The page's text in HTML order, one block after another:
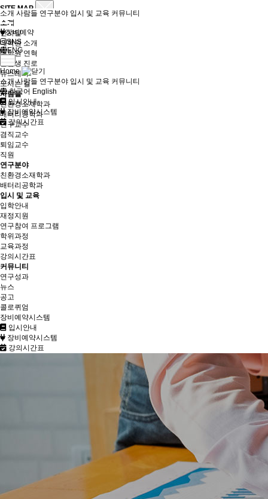
SITE MAP
소개
인사말
대학원 소개
대학원 연혁
졸업생 진로
뉴스레터
오시는 길
사람들
친환경소재학과
배터리공학과
연구교수
겸직교수
퇴임교수
직원
연구분야
친환경소재학과
배터리공학과
입시 및 교육
입학안내
재정지원
연구참여 프로그램
학위과정
교육과정
강의시간표
커뮤니티
연구성과
뉴스
공고
콜로퀴엄
장비예약시스템
입시안내
장비예약시스템
강의시간표
소개 사람들 연구분야 입시 및 교육 커뮤니티
장비예약
SNS
ENG
Home
소개 사람들 연구분야 입시 및 교육 커뮤니티
한국어 English
입시안내
장비예약시스템
강의시간표